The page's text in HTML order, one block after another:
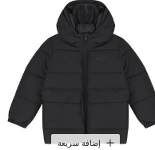
إضافة سريعة